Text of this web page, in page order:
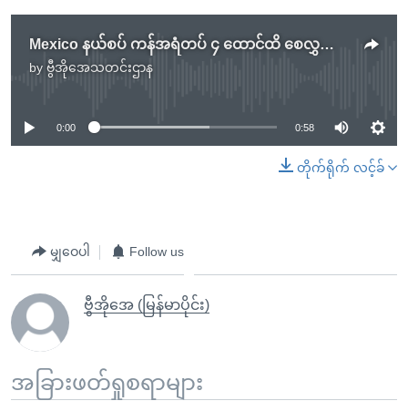
Mexico နယ်စပ် ကန်အရံတပ် ၄ ထောင်ထိ စေလွှတ်မည်
by ဗွီအိုအေသတင်းဌာန
No media source currently available
0:00 0:58
တိုက်ရိုက် လင့်ခ်
မျှဝေပါ Follow us
ဗွီအိုအေ (မြန်မာပိုင်း)
အခြားဖတ်ရှုစရာများ